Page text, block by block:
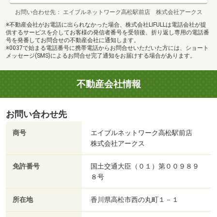
お問い合わせ先
エイブルネットワーク高松駅前店 株式会社アークス
※不動産会社がお電話に出られなかった場合、株式会社LIFULLは電話会社が提
供するサービスを介してお客様の発信者番号を受領後、折り返し専用の電話番
号を発番してお問合せの不動産会社に通知します。
※0037で始まる電話番号に携帯電話からお問合せいただいた方には、ショート
メッセージ(SMS)によるお問合せ完了通知をお届けする場合があります。
不動産会社情報
お問い合わせ先
商号
エイブルネットワーク高松駅前店
株式会社アークス
免許番号
国土交通大臣（０１）第００９８９
８号
所在地 香川県高松市西の丸町１－１